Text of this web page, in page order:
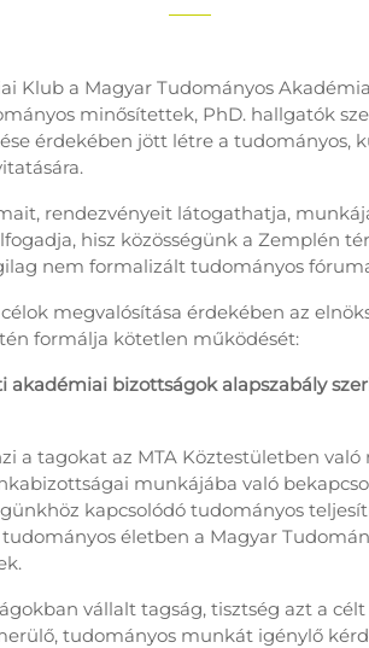
Klub a Magyar Tudományos
minősítettek, PhD. hallgatók
érdekében jött létre a tudományos,
rendezvényeit látogathatja,
hisz közösségünk a Zemplén
nem formalizált tudományos
megvalósítása érdekében az
formálja kötetlen működését:
akadémiai bizottságok alapszabály
a tagokat az MTA Köztestületben való
munkájába való
kapcsolódó tudományos
életben a Magyar
vállalt tagság, tisztség azt a célt
tudományos munkát igénylő